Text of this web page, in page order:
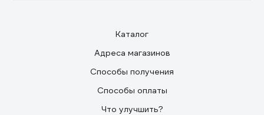
Каталог
Адреса магазинов
Способы получения
Способы оплаты
Что улучшить?